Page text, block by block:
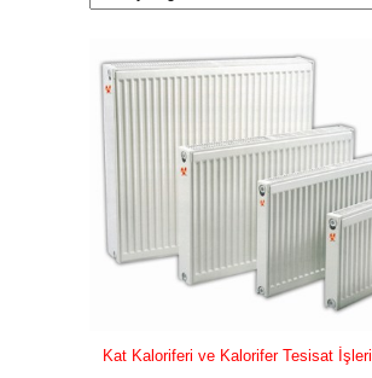
Kat Kaloriferi ve Kalorifer Tesisat İşleri